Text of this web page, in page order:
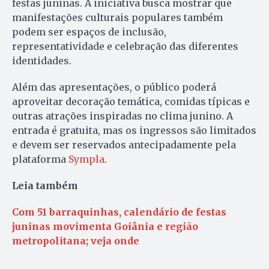
festas juninas. A iniciativa busca mostrar que
manifestações culturais populares também
podem ser espaços de inclusão,
representatividade e celebração das diferentes
identidades.
Além das apresentações, o público poderá
aproveitar decoração temática, comidas típicas e
outras atrações inspiradas no clima junino. A
entrada é gratuita, mas os ingressos são limitados
e devem ser reservados antecipadamente pela
plataforma Sympla.
Leia também
Com 51 barraquinhas, calendário de festas
juninas movimenta Goiânia e região
metropolitana; veja onde